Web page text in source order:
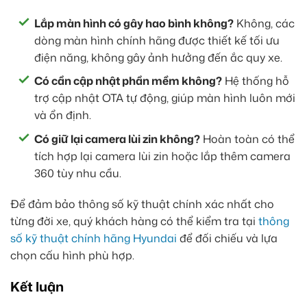
Lắp màn hình có gây hao bình không? Không, các
dòng màn hình chính hãng được thiết kế tối ưu
điện năng, không gây ảnh hưởng đến ắc quy xe.
Có cần cập nhật phần mềm không? Hệ thống hỗ
trợ cập nhật OTA tự động, giúp màn hình luôn mới
và ổn định.
Có giữ lại camera lùi zin không? Hoàn toàn có thể
tích hợp lại camera lùi zin hoặc lắp thêm camera
360 tùy nhu cầu.
Để đảm bảo thông số kỹ thuật chính xác nhất cho
từng đời xe, quý khách hàng có thể kiểm tra tại thông
số kỹ thuật chính hãng Hyundai để đối chiếu và lựa
chọn cấu hình phù hợp.
Kết luận